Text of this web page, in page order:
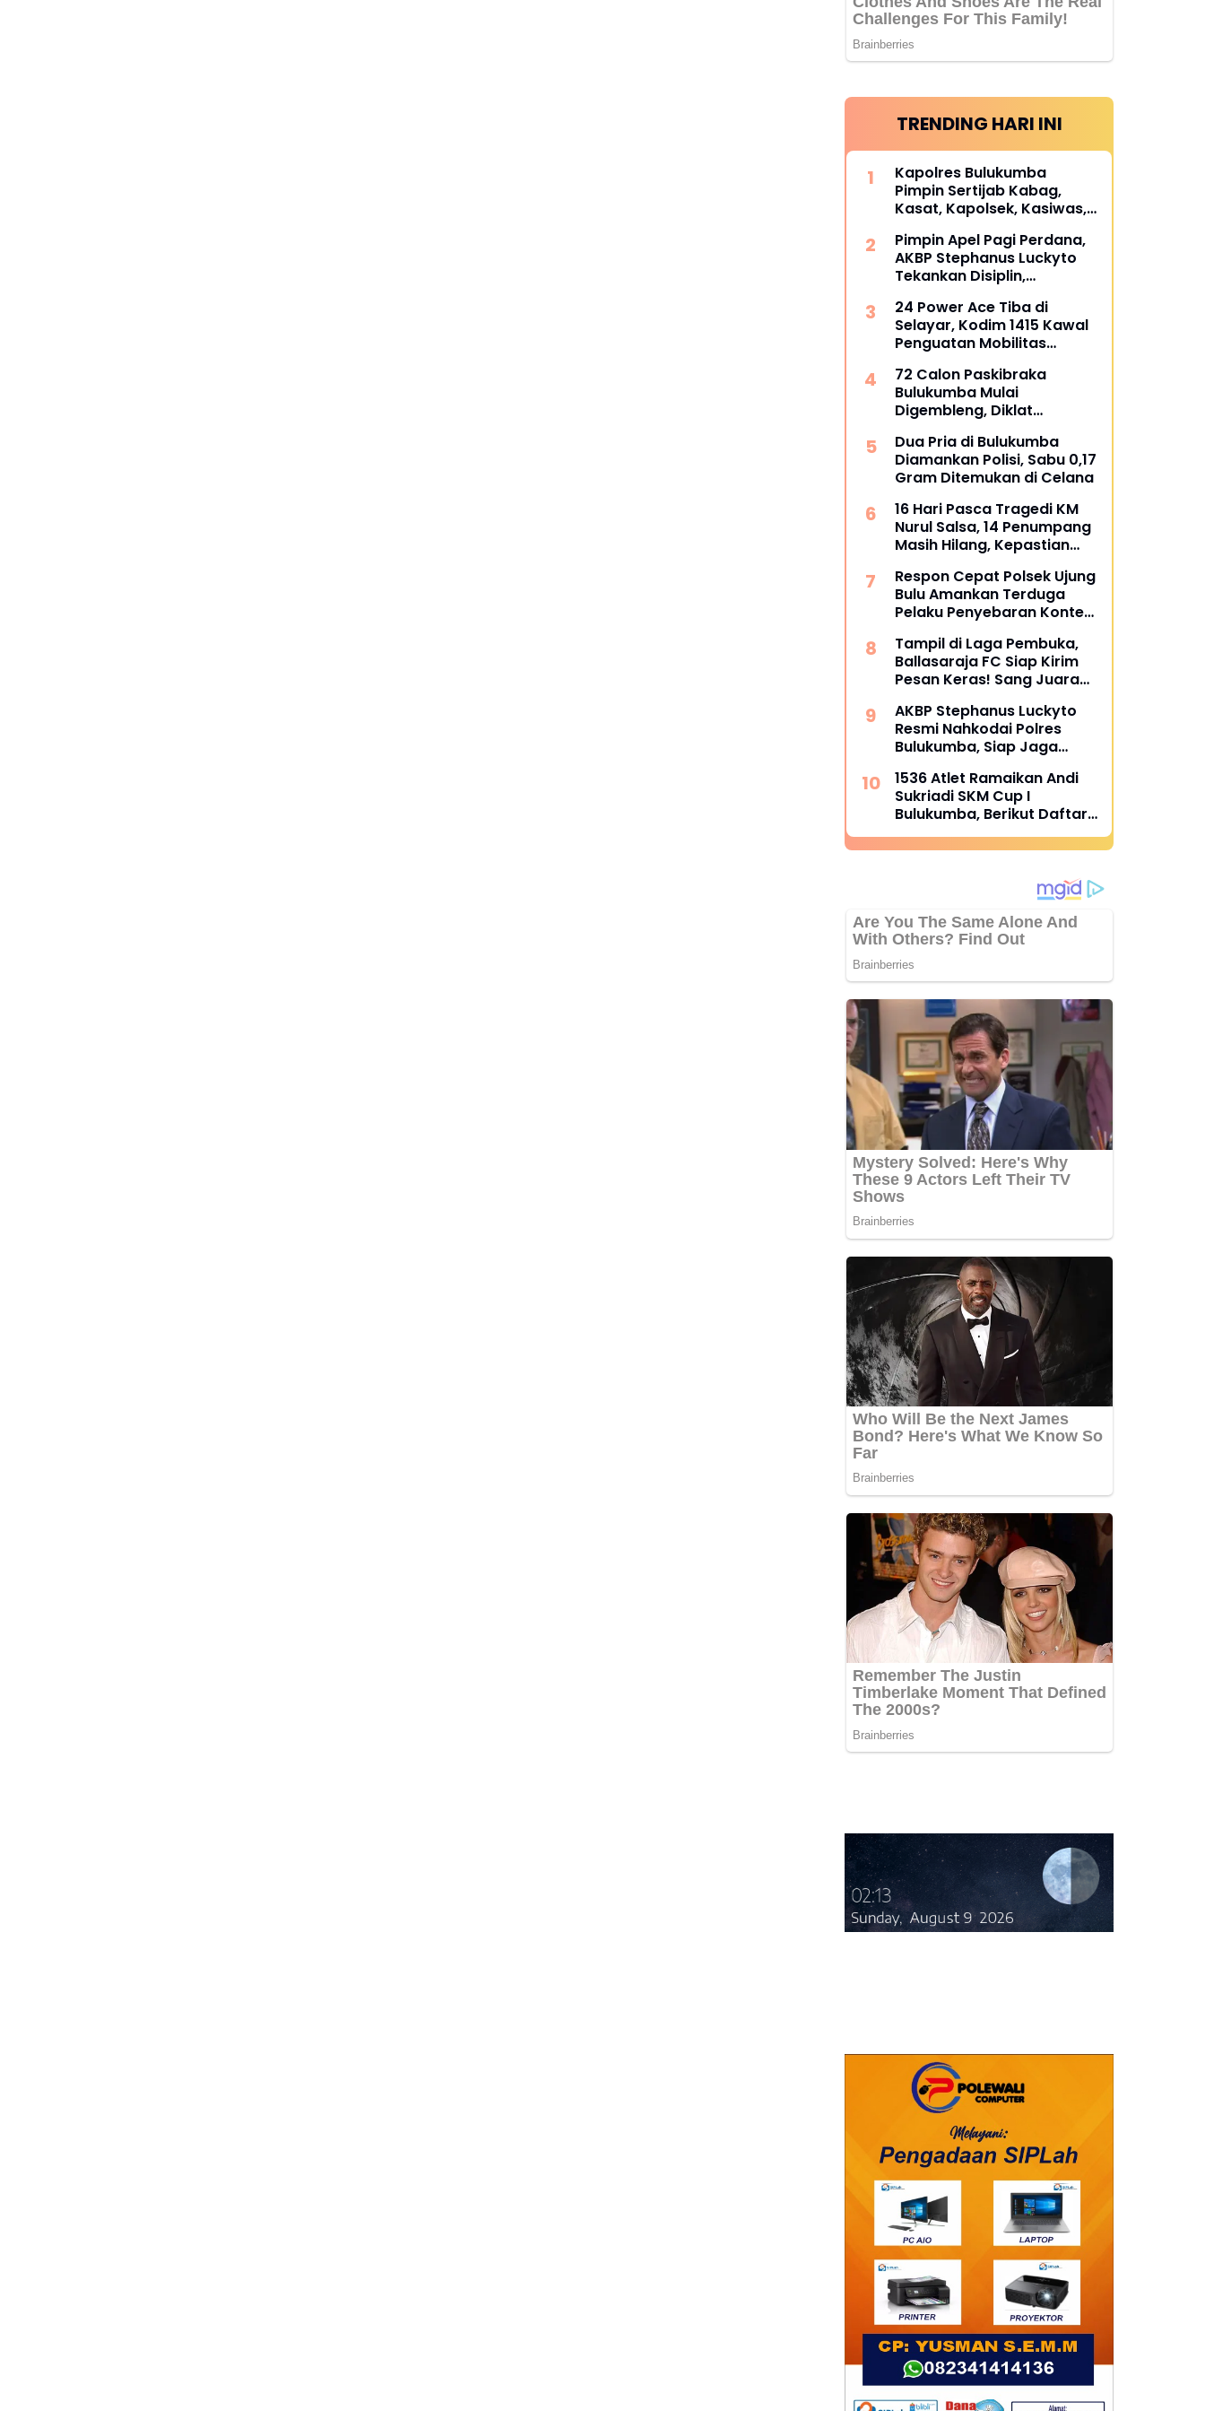
TRENDING HARI INI
Kapolres Bulukumba
Pimpin Sertijab Kabag,
Kasat, Kapolsek, Kasiwas,
ini daftarnya
Pimpin Apel Pagi Perdana,
AKBP Stephanus Luckyto
Tekankan Disiplin,
terhadap Organisasi
24 Power Ace Tiba di
Selayar, Kodim 1415 Kawal
Penguatan Mobilitas
72 Calon Paskibraka
Bulukumba Mulai
Digembleng, Diklat
Dua Pria di Bulukumba
Diamankan Polisi, Sabu 0,17
Gram Ditemukan di Celana
16 Hari Pasca Tragedi KM
Nurul Salsa, 14 Penumpang
Masih Hilang, Kepastian
dipertanyakan
Respon Cepat Polsek Ujung
Bulu Amankan Terduga
Pelaku Penyebaran Konten
Tampil di Laga Pembuka,
Ballasaraja FC Siap Kirim
Pesan Keras! Sang Juara
Sempurna di Piala
Kemerdekaan Bulukumpa
2026
AKBP Stephanus Luckyto
Resmi Nahkodai Polres
Bulukumba, Siap Jaga
1536 Atlet Ramaikan Andi
Sukriadi SKM Cup I
Bulukumba, Berikut Daftar
Juara 1 hingga 64